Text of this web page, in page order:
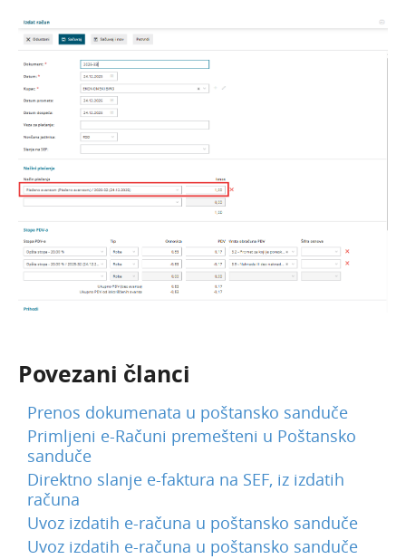
Povezani članci
Prenos dokumenata u poštansko sanduče
Primljeni e-Računi premešteni u Poštansko
sanduče
Direktno slanje e-faktura na SEF, iz izdatih
računa
Uvoz izdatih e-računa u poštansko sanduče
Uvoz izdatih e-računa u poštansko sanduče